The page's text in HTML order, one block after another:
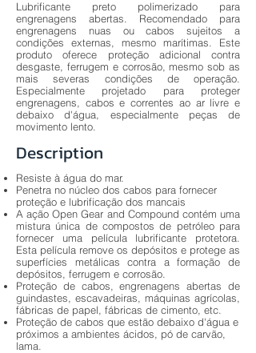
Lubrificante preto polimerizado para
engrenagens abertas. Recomendado para
engrenagens nuas ou cabos sujeitos a
condições externas, mesmo marítimas. Este
produto oferece proteção adicional contra
desgaste, ferrugem e corrosão, mesmo sob as
mais severas condições de operação.
Especialmente projetado para proteger
engrenagens, cabos e correntes ao ar livre e
debaixo d'água, especialmente peças de
movimento lento.
Description
Resiste à água do mar.
Penetra no núcleo dos cabos para fornecer
proteção e lubrificação dos mancais
A ação Open Gear and Compound contém uma
mistura única de compostos de petróleo para
fornecer uma película lubrificante protetora.
Esta película remove os depósitos e protege as
superfícies metálicas contra a formação de
depósitos, ferrugem e corrosão.
Proteção de cabos, engrenagens abertas de
guindastes, escavadeiras, máquinas agrícolas,
fábricas de papel, fábricas de cimento, etc.
Proteção de cabos que estão debaixo d'água e
próximos a ambientes ácidos, pó de carvão,
lama.